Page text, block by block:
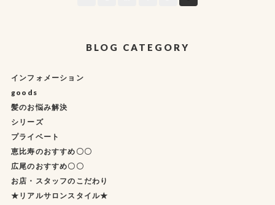
BLOG CATEGORY
インフォメーション
goods
髪のお悩み解決
シリーズ
プライベート
恵比寿のおすすめ〇〇
広尾のおすすめ〇〇
お店・スタッフのこだわり
★リアルサロンスタイル★